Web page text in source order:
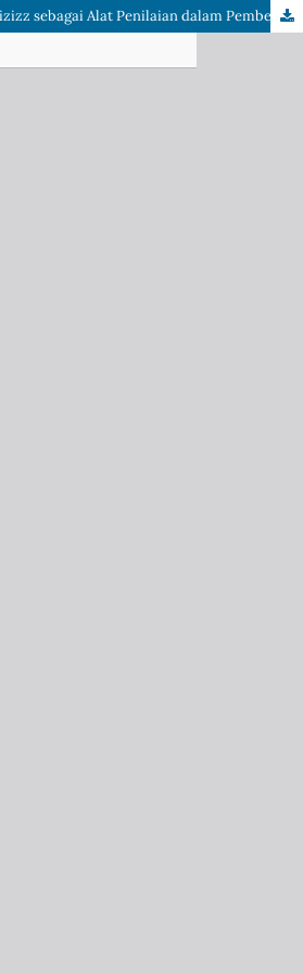
Penerapan Media Quizizz sebagai Alat Penilaian dalam Pembelajaran Bahasa Indonesia di Kelas XI SMA Negeri 16 Samarinda